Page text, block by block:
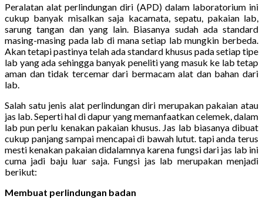
Peralatan alat perlindungan diri (APD) dalam laboratorium ini
cukup banyak misalkan saja kacamata, sepatu, pakaian lab,
sarung tangan dan yang lain. Biasanya sudah ada standard
masing-masing pada lab di mana setiap lab mungkin berbeda.
Akan tetapi pastinya telah ada standard khusus pada setiap tipe
lab yang ada sehingga banyak peneliti yang masuk ke lab tetap
aman dan tidak tercemar dari bermacam alat dan bahan dari
lab.
Salah satu jenis alat perlindungan diri merupakan pakaian atau
jas lab. Seperti hal di dapur yang memanfaatkan celemek, dalam
lab pun perlu kenakan pakaian khusus. Jas lab biasanya dibuat
cukup panjang sampai mencapai di bawah lutut. tapi anda terus
mesti kenakan pakaian didalamnya karena fungsi dari jas lab ini
cuma jadi baju luar saja. Fungsi jas lab merupakan menjadi
berikut:
Membuat perlindungan badan